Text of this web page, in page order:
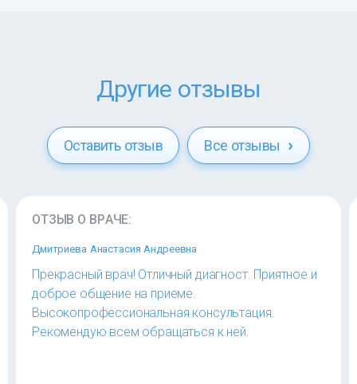
Другие отзывы
Оставить отзыв Все отзывы
ОТЗЫВ О ВРАЧЕ:
Дмитриева Анастасия Андреевна
Прекрасный врач! Отличный диагност. Приятное и
доброе общение на приеме.
Высокопрофессиональная консультация.
Рекомендую всем обращаться к ней.